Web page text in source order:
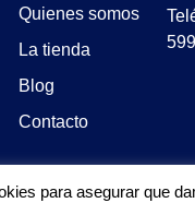
Quienes somos
La tienda
Blog
Contacto
para asegurar que